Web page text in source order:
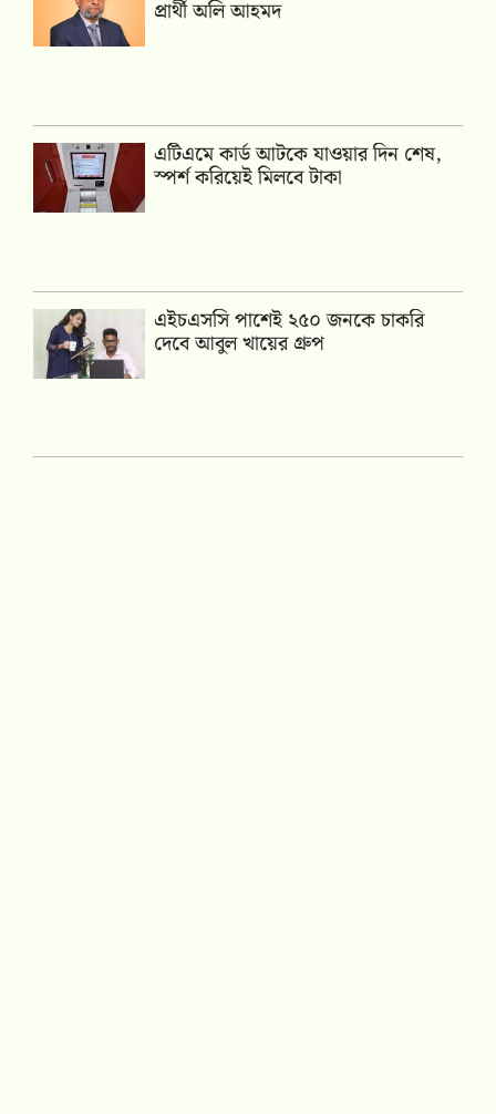
প্রার্থী অলি আহমদ
এটিএমে কার্ড আটকে যাওয়ার দিন শেষ,
স্পর্শ করিয়েই মিলবে টাকা
এইচএসসি পাশেই ২৫০ জনকে চাকরি
দেবে আবুল খায়ের গ্রুপ